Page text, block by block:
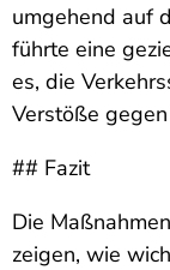
umgehend auf
führte eine
es, die
Verstöße
## Fazit
Die
zeigen, wie